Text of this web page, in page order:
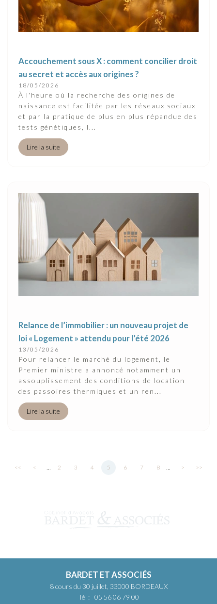
Accouchement sous X : comment concilier droit
au secret et accès aux origines ?
18/05/2026
À l'heure où la recherche des origines de
naissance est facilitée par les réseaux sociaux
et par la pratique de plus en plus répandue des
tests génétiques, l...
Lire la suite
Relance de l’immobilier : un nouveau projet de
loi « Logement » attendu pour l’été 2026
13/05/2026
Pour relancer le marché du logement, le
Premier ministre a annoncé notamment un
assouplissement des conditions de location
des passoires thermiques et un ren...
Lire la suite
<< < ... 2 3 4 5 6 7 8 ... > >>
BARDET ET ASSOCIÉS
8 cours du 30 juillet, 33000 BORDEAUX
Tél : 05 56 06 79 00